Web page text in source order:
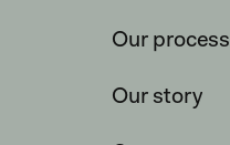
Our process
Our story